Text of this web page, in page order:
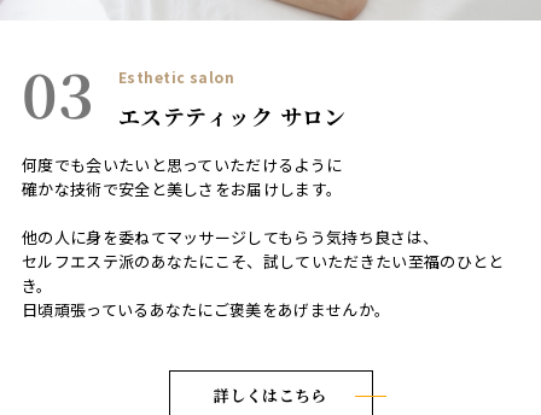
03 Esthetic salon
エステティック サロン
何度でも会いたいと思っていただけるように
確かな技術で安全と美しさをお届けします。
他の人に身を委ねてマッサージしてもらう気持ち良さは、
セルフエステ派のあなたにこそ、試していただきたい至福のひとと
き。
日頃頑張っているあなたにご褒美をあげませんか。
詳しくはこちら